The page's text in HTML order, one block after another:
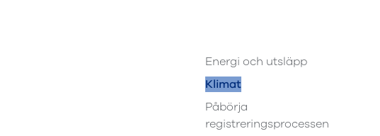
Energi och utsläpp
Klimat
Påbörja
registreringsprocessen